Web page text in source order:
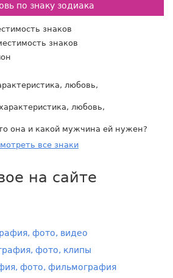
по знаку зодиака
знаков
знаков
любовь,
любовь,
она и какой мужчина ей нужен?
все знаки
на сайте
фото, видео
фото, клипы
фото, фильмография